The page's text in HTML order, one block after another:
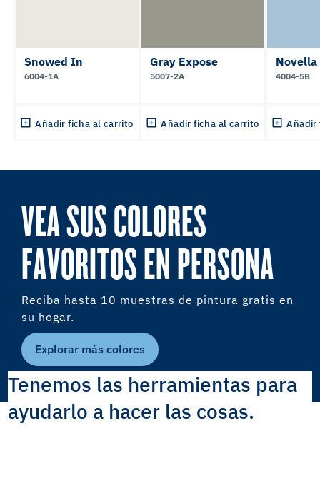
Snowed In
6004-1A
Añadir ficha al carrito
Gray Expose
5007-2A
Añadir ficha al carrito
Novella
4004-5B
Añadir
VEA SUS COLORES
FAVORITOS EN PERSONA
Reciba hasta 10 muestras de pintura gratis en
su hogar.
Explorar más colores
Tenemos las herramientas para
ayudarlo a hacer las cosas.